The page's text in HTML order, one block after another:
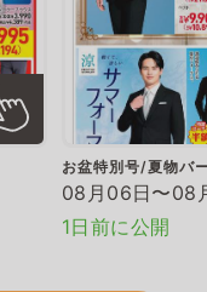
お盆特別号/夏物バ
08月06日〜08
1日前に公開